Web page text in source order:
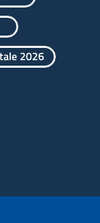
2026